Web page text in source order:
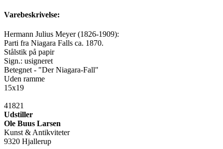
Varebeskrivelse:
Hermann Julius Meyer (1826-1909):
Parti fra Niagara Falls ca. 1870.
Stålstik på papir
Sign.: usigneret
Betegnet - "Der Niagara-Fall"
Uden ramme
15x19
41821
Udstiller
Ole Buus Larsen
Kunst & Antikviteter
9320 Hjallerup